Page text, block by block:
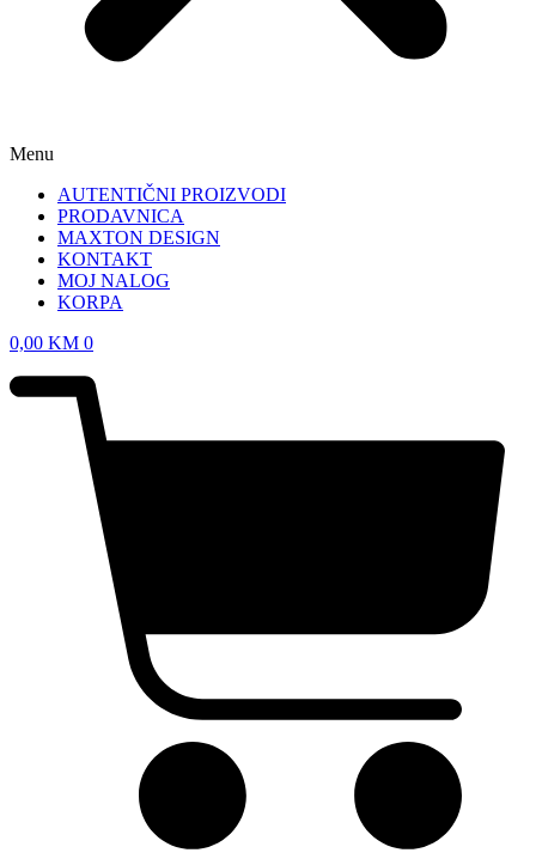
Menu
AUTENTIČNI PROIZVODI
PRODAVNICA
MAXTON DESIGN
KONTAKT
MOJ NALOG
KORPA
0,00 KM 0